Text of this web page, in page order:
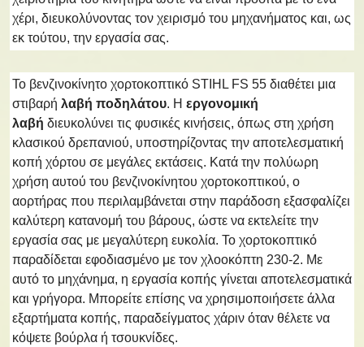
χέρι, διευκολύνοντας τον χειρισμό του μηχανήματος και, ως
εκ τούτου, την εργασία σας.
Το βενζινοκίνητο χορτοκοπτικό STIHL FS 55 διαθέτει μια
στιβαρή λαβή ποδηλάτου. Η εργονομική
λαβή διευκολύνει τις φυσικές κινήσεις, όπως στη χρήση
κλασικού δρεπανιού, υποστηρίζοντας την αποτελεσματική
κοπή χόρτου σε μεγάλες εκτάσεις. Κατά την πολύωρη
χρήση αυτού του βενζινοκίνητου χορτοκοπτικού, ο
αορτήρας που περιλαμβάνεται στην παράδοση εξασφαλίζει
καλύτερη κατανομή του βάρους, ώστε να εκτελείτε την
εργασία σας με μεγαλύτερη ευκολία. Το χορτοκοπτικό
παραδίδεται εφοδιασμένο με τον χλοοκόπτη 230-2. Με
αυτό το μηχάνημα, η εργασία κοπής γίνεται αποτελεσματικά
και γρήγορα. Μπορείτε επίσης να χρησιμοποιήσετε άλλα
εξαρτήματα κοπής, παραδείγματος χάριν όταν θέλετε να
κόψετε βούρλα ή τσουκνίδες.